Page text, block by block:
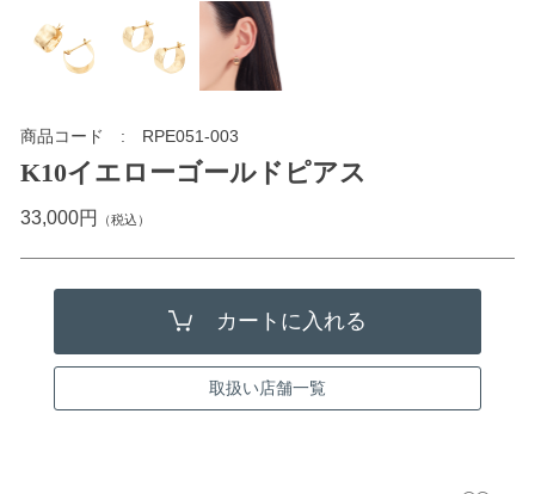
商品コード RPE051-003
K10イエローゴールドピアス
33,000円 （税込）
取扱い店舗一覧